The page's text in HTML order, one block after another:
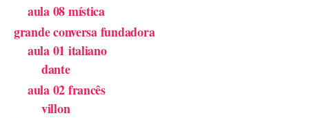
aula 08 mística
grande conversa fundadora
aula 01 italiano
dante
aula 02 francês
villon